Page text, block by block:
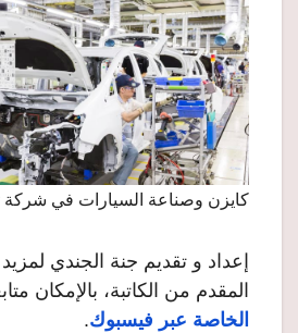
كايزن وصناعة السيارات في شركة
إعداد و تقديم جنة الجندي
المقدم من الكاتبة، بالإمكان
الخاصة عبر فيسبوك.